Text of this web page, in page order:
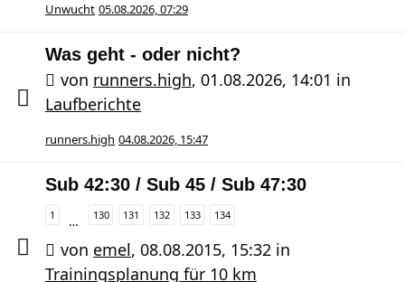
Unwucht 05.08.2026, 07:29
Was geht - oder nicht?
von runners.high, 01.08.2026, 14:01 in
Laufberichte
runners.high 04.08.2026, 15:47
Sub 42:30 / Sub 45 / Sub 47:30
1 … 130 131 132 133 134
von emel, 08.08.2015, 15:32 in
Trainingsplanung für 10 km